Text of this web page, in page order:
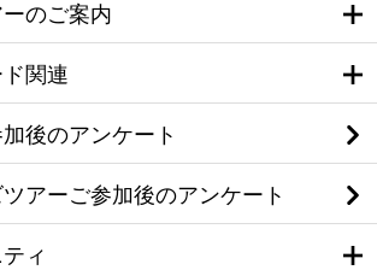
のご案内
関連
後のアンケート
アーご参加後のアンケート
ィ